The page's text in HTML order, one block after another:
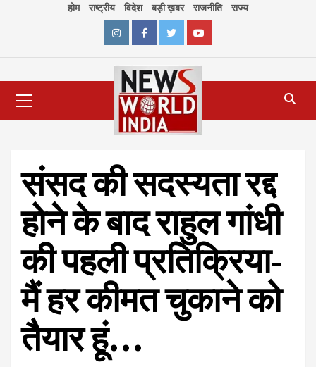
होम राष्ट्रीय विदेश बड़ी ख़बर राजनीति राज्य
InstagramFacebookTwitterYoutube
Menu
संसद की सदस्यता रद्द
होने के बाद राहुल गांधी
की पहली प्रतिक्रिया-
मैं हर कीमत चुकाने को
तैयार हूं…